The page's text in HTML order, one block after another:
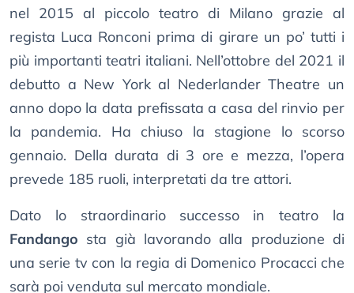
nel 2015 al piccolo teatro di Milano grazie al
regista Luca Ronconi prima di girare un po’ tutti i
più importanti teatri italiani. Nell’ottobre del 2021 il
debutto a New York al Nederlander Theatre un
anno dopo la data prefissata a casa del rinvio per
la pandemia. Ha chiuso la stagione lo scorso
gennaio. Della durata di 3 ore e mezza, l’opera
prevede 185 ruoli, interpretati da tre attori.
Dato lo straordinario successo in teatro la
Fandango sta già lavorando alla produzione di
una serie tv con la regia di Domenico Procacci che
sarà poi venduta sul mercato mondiale.